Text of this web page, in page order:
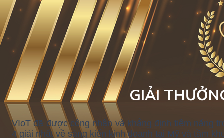
GIẢI
VIoT đã được công nhận và khẳng định tiềm năng
4 giải nhất về sáng kiến kinh doanh tại Mỹ và tầm